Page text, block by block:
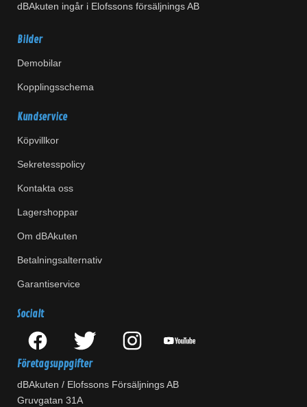
dBAkuten ingår i Elofssons försäljnings AB
Bilder
Demobilar
Kopplingsschema
Kundservice
Köpvillkor
Sekretesspolicy
Kontakta oss
Lagershoppar
Om dBAkuten
Betalningsalternativ
Garantiservice
Socialt
Företagsuppgifter
dBAkuten / Elofssons Försäljnings AB
Gruvgatan 31A